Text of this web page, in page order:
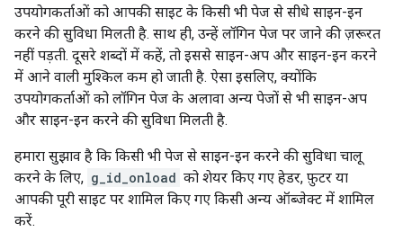
उपयोगकर्ताओं को आपकी साइट के किसी भी पेज से सीधे साइन-इन
करने की सुविधा मिलती है. साथ ही, उन्हें लॉगिन पेज पर जाने की ज़रूरत
नहीं पड़ती. दूसरे शब्दों में कहें, तो इससे साइन-अप और साइन-इन करने
में आने वाली मुश्किल कम हो जाती है. ऐसा इसलिए, क्योंकि
उपयोगकर्ताओं को लॉगिन पेज के अलावा अन्य पेजों से भी साइन-अप
और साइन-इन करने की सुविधा मिलती है.
हमारा सुझाव है कि किसी भी पेज से साइन-इन करने की सुविधा चालू
करने के लिए, g_id_onload को शेयर किए गए हेडर, फ़ुटर या
आपकी पूरी साइट पर शामिल किए गए किसी अन्य ऑब्जेक्ट में शामिल
करें.